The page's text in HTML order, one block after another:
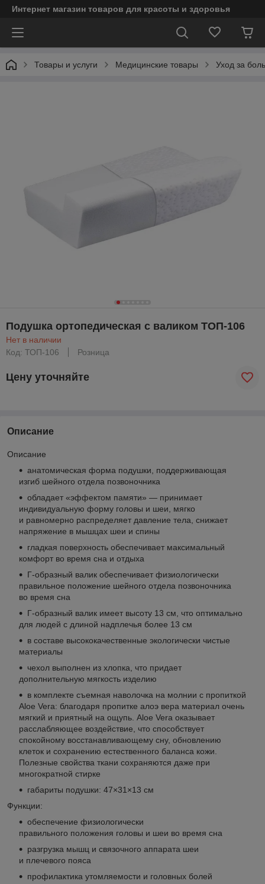
Интернет магазин товаров для красоты и здоровья
Товары и услуги Медицинские товары Уход за
Подушка ортопедическая с валиком ТОП-106
Нет в наличии
Код: ТОП-106
Розница
Цену уточняйте
Описание
Описание
анатомическая форма подушки, поддерживающая
изгиб шейного отдела позвоночника
обладает «эффектом памяти» — принимает
индивидуальную форму головы и шеи, мягко
и равномерно распределяет давление тела, снижает
напряжение в мышцах шеи и спины
гладкая поверхность обеспечивает максимальный
комфорт во время сна и отдыха
Г-образный валик обеспечивает физиологически
правильное положение шейного отдела позвоночника
во время сна
Г-образный валик имеет высоту 13 см, что оптимально
для людей с длиной надплечья более 13 см
в составе высококачественные экологически чистые
материалы
чехол выполнен из хлопка, что придает
дополнительную мягкость изделию
в комплекте съемная наволочка на молнии с пропиткой
Aloe Vera: благодаря пропитке алоэ вера материал очень
мягкий и приятный на ощупь. Aloe Vera оказывает
расслабляющее воздействие, что способствует
спокойному восстанавливающему сну, обновлению
клеток и сохранению естественного баланса кожи.
Полезные свойства ткани сохраняются даже при
многократной стирке
габариты подушки: 47×31×13 см
Функции:
обеспечение физиологически
правильного положения головы и шеи во время сна
разгрузка мышц и связочного аппарата шеи
и плечевого пояса
профилактика утомляемости и головных болей